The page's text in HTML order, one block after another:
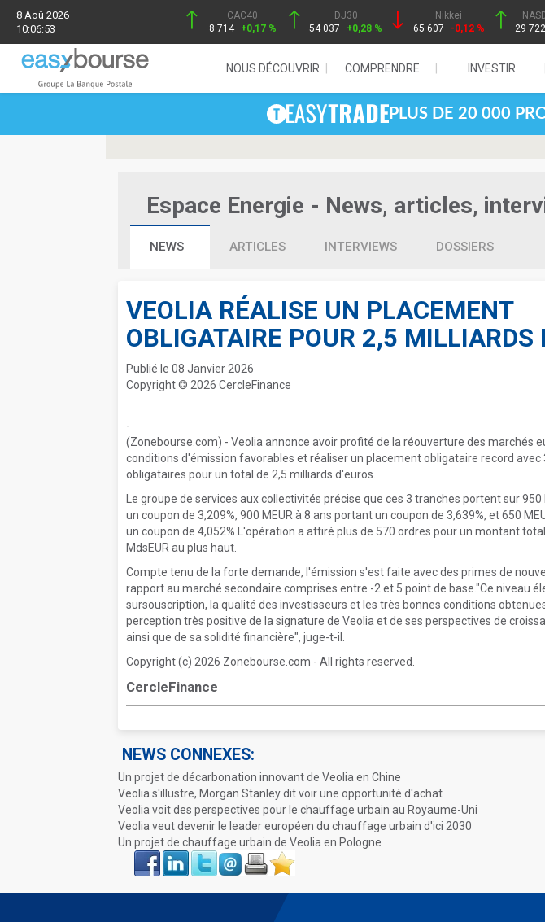
8 Aoû 2026
10:06:53
CAC40
8 714 +0,17 %
DJ30
54 037
+0,28 %
Nikkei
65 607
-0,12 %
29 722
NOUS DÉCOUVRIR COMPRENDRE INVESTIR
PLUS DE 20 000
Espace Energie - News, articles,
NEWS ARTICLES INTERVIEWS DOSSIERS
VEOLIA RÉALISE UN PLACEMENT
OBLIGATAIRE POUR 2,5 MILLIARDS
Publié le 08 Janvier 2026
Copyright © 2026 CercleFinance
-
(Zonebourse.com) - Veolia annonce avoir profité de la réouverture des marchés
conditions d'émission favorables et réaliser un placement obligataire record avec
obligataires pour un total de 2,5 milliards d'euros.
Le groupe de services aux collectivités précise que ces 3 tranches portent sur
un coupon de 3,209%, 900 MEUR à 8 ans portant un coupon de 3,639%, et 650
un coupon de 4,052%.L'opération a attiré plus de 570 ordres pour un montant
MdsEUR au plus haut.
Compte tenu de la forte demande, l'émission s'est faite avec des primes de
rapport au marché secondaire comprises entre -2 et 5 point de base."Ce niveau
sursouscription, la qualité des investisseurs et les très bonnes conditions
perception très positive de la signature de Veolia et de ses perspectives de
ainsi que de sa solidité financière", juge-t-il.
Copyright (c) 2026 Zonebourse.com - All rights reserved.
CercleFinance
NEWS CONNEXES:
Un projet de décarbonation innovant de Veolia en Chine
Veolia s'illustre, Morgan Stanley dit voir une opportunité d'achat
Veolia voit des perspectives pour le chauffage urbain au Royaume-Uni
Veolia veut devenir le leader européen du chauffage urbain d'ici 2030
Un projet de chauffage urbain de Veolia en Pologne
Face
book
LinkIn Twitter Envoyer ImprimerFavoris